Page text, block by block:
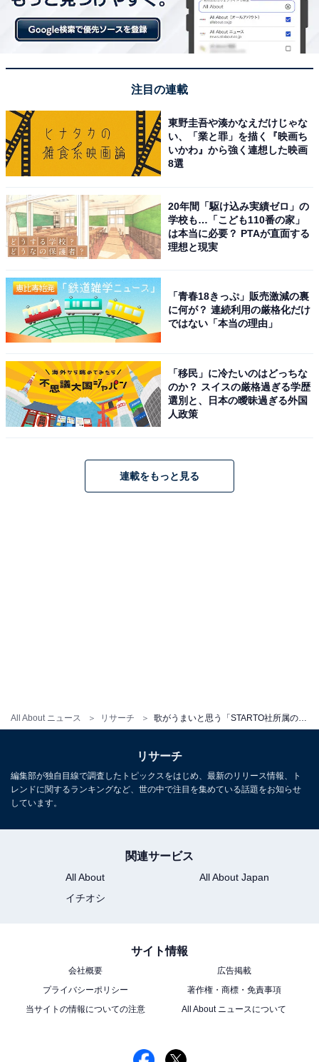
All About ニュース リサーチ
View this post on Instagram
A post shared by Takuya Kimura (@takuya.kimura_tak)
1位に選ばれたのは、嵐の大野智さんです。大野さん
は、1999年11月に嵐のメンバーとしてデビュー。グルー
プは、数多くのヒット曲を発表して国民的な人気を獲得
します。
大野さんは、俳優業のほかに絵画やオブジェを創作する
アーティストとしても活動。さまざまなジャンルで人気
となり、現在まで高い人気を誇るアイドルです。
グループの中で歌唱力が高いメンバーとして知られ、ソ
ロ曲も多数発表。主演ドラマ『歌のおにいさん』（テレ
晴』を「矢野健太 starring Satoshi Ohno」名義で歌唱し
高い評価を得ています。
※回答者コメントは原文ママです
その後、フリーランスの編集・ライターに転身。芸能情報に精通
し、週刊誌、ネットニュースでテレビや芸能人に関するコラムなど
8位までの全ランキング結果を見
注目の連載
東野圭吾や湊かなえだけじゃな
い、「業と罪」を描く『映画ち
いかわ』から強く連想した映画
8選
20年間「駆け込み実績ゼロ」の
学校も…「こども110番の家」
は本当に必要？ PTAが直面する
理想と現実
「青春18きっぷ」販売激減の裏
に何が？ 連続利用の厳格化だけ
ではない「本当の理由」
「移民」に冷たいのはどっちな
のか？ スイスの厳格過ぎる学歴
選別と、日本の曖昧過ぎる外国
人政策
連載をもっと見る
リサーチ
編集部が独自目線で調査したトピックスをはじめ、最新のリリース情報、ト
レンドに関するランキングなど、世の中で注目を集めている話題をお知らせ
しています。
関連サービス
All About
All About Japan
イチオシ
サイト情報
会社概要
広告掲載
プライバシーポリシー
著作権・商標・免責事項
当サイトの情報についての注意
All About ニュースについて